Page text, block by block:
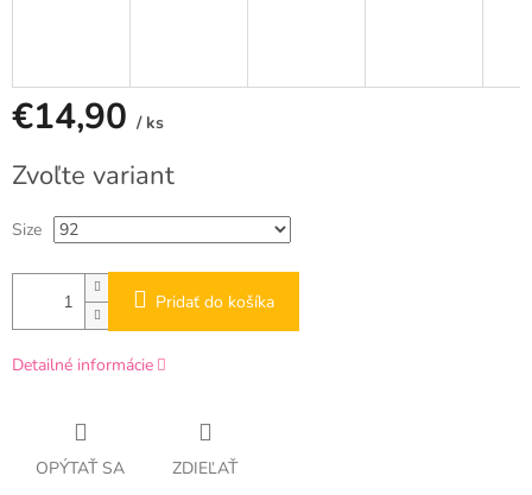
€14,90 / ks
cena:
Zvoľte variant
Size
Pridať do košíka
Detailné informácie
OPÝTAŤ SA ZDIEĽAŤ